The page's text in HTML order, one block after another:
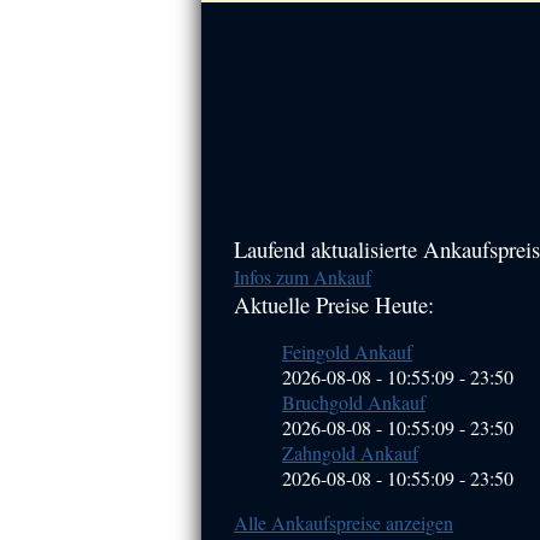
Haupt-
Sidebar
Laufend aktualisierte
Infos zum Ankauf
Aktuelle Preise Heute:
Feingold Ankauf
2026-08-08 - 10:55:09-23:50
Bruchgold Ankauf
2026-08-08 - 10:55:09-23:50
Zahngold Ankauf
2026-08-08 - 10:55:09-23:50
Alle Ankaufspreise anzeigen